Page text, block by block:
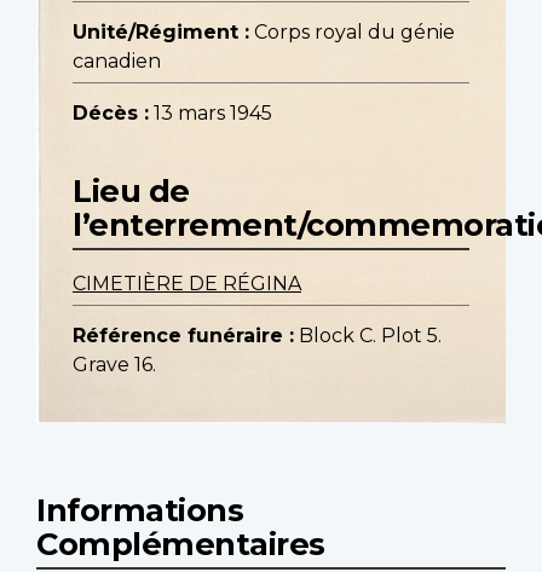
Unité/Régiment : Corps royal du génie
canadien
Décès : 13 mars 1945
Lieu de
l’enterrement/
CIMETIÈRE DE RÉGINA
Référence funéraire : Block C. Plot 5.
Grave 16.
Informations
Complémentaires